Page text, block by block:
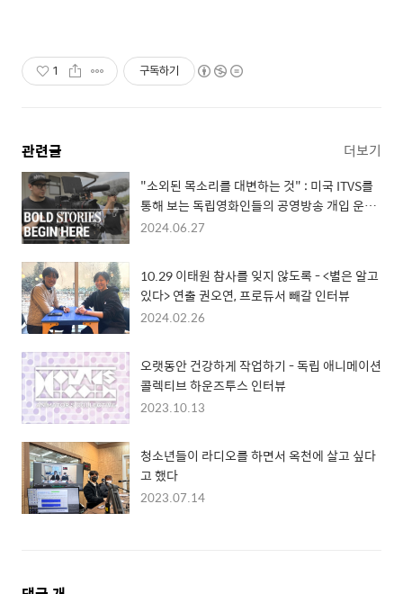
1 구독하기
관련글 더보기
"소외된 목소리를 대변하는 것" : 미국 ITVS를
통해 보는 독립영화인들의 공영방송 개입 운동
의 역사
2024.06.27
10.29 이태원 참사를 잊지 않도록 - <별은 알고
있다> 연출 권오연, 프로듀서 빼갈 인터뷰
2024.02.26
오랫동안 건강하게 작업하기 - 독립 애니메이션
콜렉티브 하운즈투스 인터뷰
2023.10.13
청소년들이 라디오를 하면서 옥천에 살고 싶다
고 했다
2023.07.14